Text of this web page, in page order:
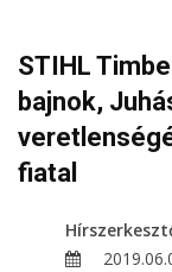
STIHL
bajnok,
fiatal